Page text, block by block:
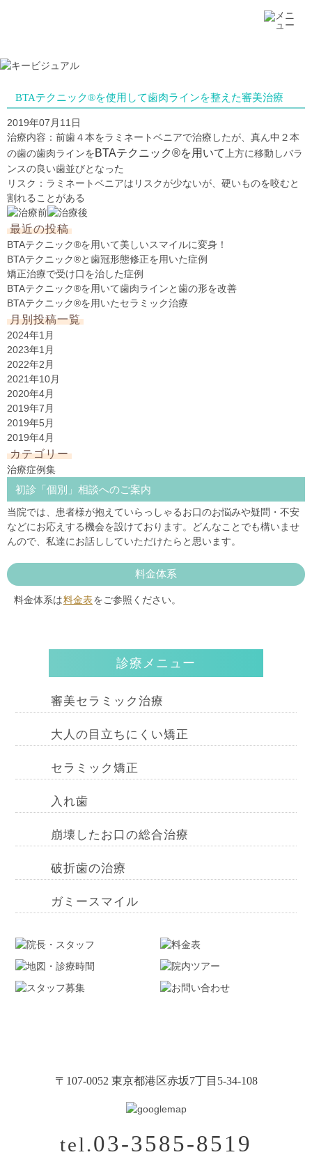
BTAテクニック®を使用して歯肉ラインを整えた審美治療
2019年07月11日
治療内容：前歯４本をラミネートベニアで治療したが、真ん中２本
の歯の歯肉ラインをBTAテクニック®を用いて上方に移動しバラ
ンスの良い歯並びとなった
リスク：ラミネートベニアはリスクが少ないが、硬いものを咬むと
割れることがある
最近の投稿
BTAテクニック®を用いて美しいスマイルに変身！
BTAテクニック®と歯冠形態修正を用いた症例
矯正治療で受け口を治した症例
BTAテクニック®を用いて歯肉ラインと歯の形を改善
BTAテクニック®を用いたセラミック治療
月別投稿一覧
2024年1月
2023年1月
2022年2月
2021年10月
2020年4月
2019年7月
2019年5月
2019年4月
カテゴリー
治療症例集
初診「個別」相談へのご案内
当院では、患者様が抱えていらっしゃるお口のお悩みや疑問・不安
などにお応えする機会を設けております。どんなことでも構いませ
んので、私達にお話ししていただけたらと思います。
料金体系
料金体系は料金表をご参照ください。
診療メニュー
審美セラミック治療
大人の目立ちにくい矯正
セラミック矯正
入れ歯
崩壊したお口の総合治療
破折歯の治療
ガミースマイル
〒107-0052 東京都港区赤坂7丁目5-34-108
tel.03-3585-8519